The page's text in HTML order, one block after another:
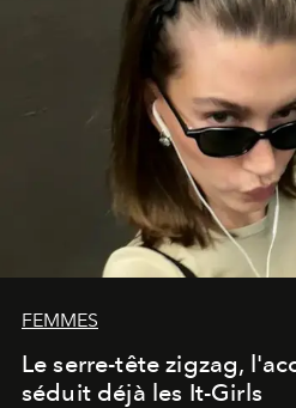
FEMMES
Le serre-tête zigzag,
séduit déjà les It-Girls